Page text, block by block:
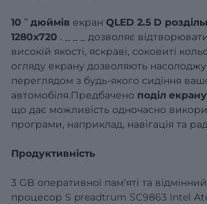
10 ” дюймів екран QLED 2.5 D
1280x720 .
дозволяє
високій якості, яскраві, соковиті
огляду екрану дозволяють
переглядом з будь-якого сидіння
автомобіля.Предбачено поділ
що дає можливість одночасно
програми, наприклад, навігація та
Продуктивність
3 GB оперативної пам'яті та
процесор S preadtrum SC9863 Intel